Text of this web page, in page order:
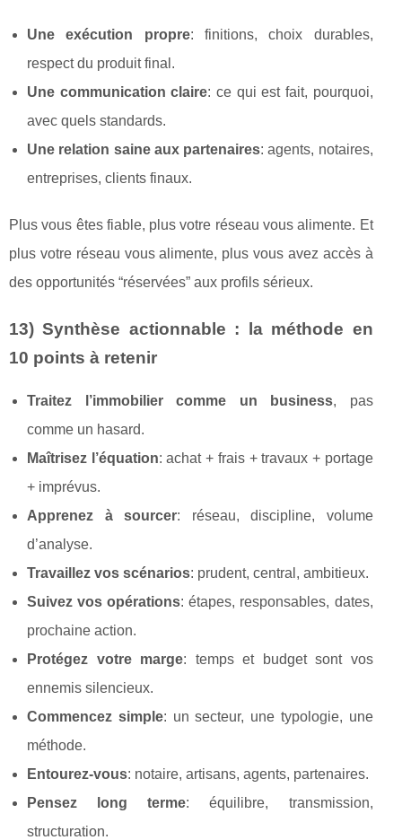
Une exécution propre: finitions, choix durables,
respect du produit final.
Une communication claire: ce qui est fait, pourquoi,
avec quels standards.
Une relation saine aux partenaires: agents, notaires,
entreprises, clients finaux.
Plus vous êtes fiable, plus votre réseau vous alimente. Et
plus votre réseau vous alimente, plus vous avez accès à
des opportunités “réservées” aux profils sérieux.
13) Synthèse actionnable : la méthode en
10 points à retenir
Traitez l’immobilier comme un business, pas
comme un hasard.
Maîtrisez l’équation: achat + frais + travaux + portage
+ imprévus.
Apprenez à sourcer: réseau, discipline, volume
d’analyse.
Travaillez vos scénarios: prudent, central, ambitieux.
Suivez vos opérations: étapes, responsables, dates,
prochaine action.
Protégez votre marge: temps et budget sont vos
ennemis silencieux.
Commencez simple: un secteur, une typologie, une
méthode.
Entourez‑vous: notaire, artisans, agents, partenaires.
Pensez long terme: équilibre, transmission,
structuration.